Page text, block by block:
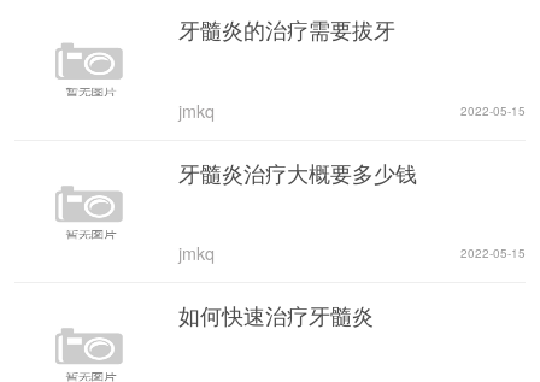
牙髓炎的治疗需要拔牙
jmkq 2022-05-15
牙髓炎治疗大概要多少钱
jmkq 2022-05-15
如何快速治疗牙髓炎